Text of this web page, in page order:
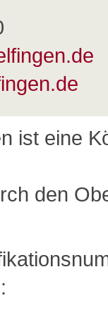
ist eine
den